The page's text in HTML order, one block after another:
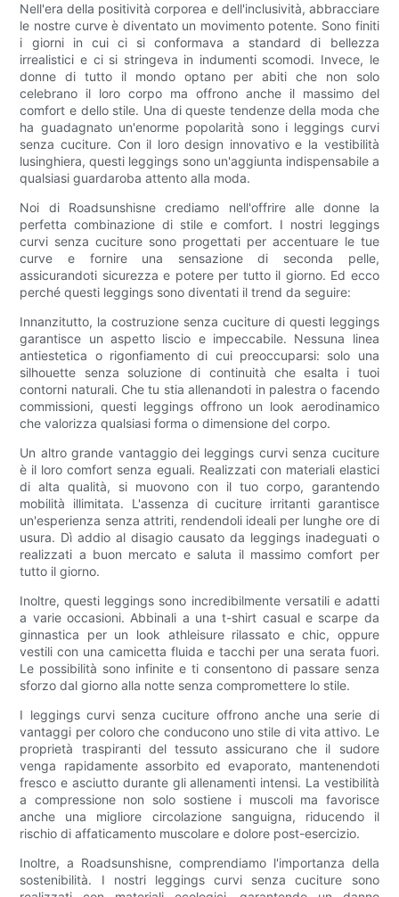
Nell'era della positività corporea e dell'inclusività, abbracciare
le nostre curve è diventato un movimento potente. Sono finiti
i giorni in cui ci si conformava a standard di bellezza
irrealistici e ci si stringeva in indumenti scomodi. Invece, le
donne di tutto il mondo optano per abiti che non solo
celebrano il loro corpo ma offrono anche il massimo del
comfort e dello stile. Una di queste tendenze della moda che
ha guadagnato un'enorme popolarità sono i leggings curvi
senza cuciture. Con il loro design innovativo e la vestibilità
lusinghiera, questi leggings sono un'aggiunta indispensabile a
qualsiasi guardaroba attento alla moda.
Noi di Roadsunshisne crediamo nell'offrire alle donne la
perfetta combinazione di stile e comfort. I nostri leggings
curvi senza cuciture sono progettati per accentuare le tue
curve e fornire una sensazione di seconda pelle,
assicurandoti sicurezza e potere per tutto il giorno. Ed ecco
perché questi leggings sono diventati il ​​trend da seguire:
Innanzitutto, la costruzione senza cuciture di questi leggings
garantisce un aspetto liscio e impeccabile. Nessuna linea
antiestetica o rigonfiamento di cui preoccuparsi: solo una
silhouette senza soluzione di continuità che esalta i tuoi
contorni naturali. Che tu stia allenandoti in palestra o facendo
commissioni, questi leggings offrono un look aerodinamico
che valorizza qualsiasi forma o dimensione del corpo.
Un altro grande vantaggio dei leggings curvi senza cuciture
è il loro comfort senza eguali. Realizzati con materiali elastici
di alta qualità, si muovono con il tuo corpo, garantendo
mobilità illimitata. L'assenza di cuciture irritanti garantisce
un'esperienza senza attriti, rendendoli ideali per lunghe ore di
usura. Dì addio al disagio causato da leggings inadeguati o
realizzati a buon mercato e saluta il massimo comfort per
tutto il giorno.
Inoltre, questi leggings sono incredibilmente versatili e adatti
a varie occasioni. Abbinali a una t-shirt casual e scarpe da
ginnastica per un look athleisure rilassato e chic, oppure
vestili con una camicetta fluida e tacchi per una serata fuori.
Le possibilità sono infinite e ti consentono di passare senza
sforzo dal giorno alla notte senza compromettere lo stile.
I leggings curvi senza cuciture offrono anche una serie di
vantaggi per coloro che conducono uno stile di vita attivo. Le
proprietà traspiranti del tessuto assicurano che il sudore
venga rapidamente assorbito ed evaporato, mantenendoti
fresco e asciutto durante gli allenamenti intensi. La vestibilità
a compressione non solo sostiene i muscoli ma favorisce
anche una migliore circolazione sanguigna, riducendo il
rischio di affaticamento muscolare e dolore post-esercizio.
Inoltre, a Roadsunshisne, comprendiamo l'importanza della
sostenibilità. I nostri leggings curvi senza cuciture sono